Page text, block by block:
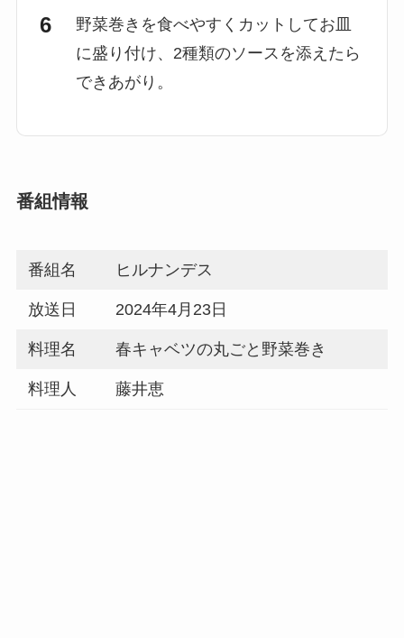
野菜巻きを食べやすくカットしてお皿
に盛り付け、2種類のソースを添えたら
できあがり。
番組情報
番組名 ヒルナンデス
放送日 2024年4月23日
料理名 春キャベツの丸ごと野菜巻き
料理人 藤井恵